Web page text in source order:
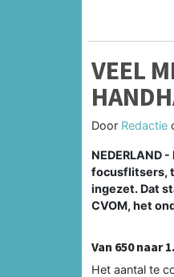
VEEL
Door Redactie
NEDERLAND
focusflitsers,
ingezet. Dat
CVOM, het
Van 650 naar
Het aantal te